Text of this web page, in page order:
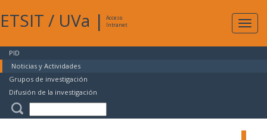
ETSIT / UVa |
Acceso
Intranet
PID
Noticias y Actividades
Grupos de investigación
Difusión de la investigación